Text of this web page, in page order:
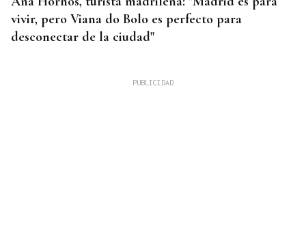
vivir, pero Viana do Bolo es perfecto para
desconectar de la ciudad"